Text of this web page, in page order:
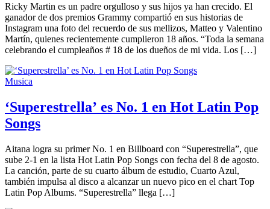
Ricky Martin es un padre orgulloso y sus hijos ya han crecido. El
ganador de dos premios Grammy compartió en sus historias de
Instagram una foto del recuerdo de sus mellizos, Matteo y Valentino
Martín, quienes recientemente cumplieron 18 años. “Toda la semana
celebrando el cumpleaños # 18 de los dueños de mi vida. Los […]
Musica
‘Superestrella’ es No. 1 en Hot Latin Pop
Songs
Aitana logra su primer No. 1 en Billboard con “Superestrella”, que
sube 2-1 en la lista Hot Latin Pop Songs con fecha del 8 de agosto.
La canción, parte de su cuarto álbum de estudio, Cuarto Azul,
también impulsa al disco a alcanzar un nuevo pico en el chart Top
Latin Pop Albums. “Superestrella” llega […]